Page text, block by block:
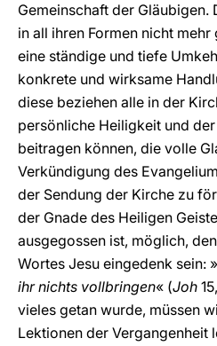
Gemeinschaft der Gläubigen.
in all ihren Formen nicht
eine ständige und tiefe
konkrete und wirksame
diese beziehen alle in der
persönliche Heiligkeit und
beitragen können, die volle
Verkündigung des
der Sendung der Kirche zu
der Gnade des Heiligen
ausgegossen ist, möglich,
Wortes Jesu eingedenk sein: »
ihr nichts vollbringen« (Joh
vieles getan wurde, müssen
Lektionen der Vergangenheit